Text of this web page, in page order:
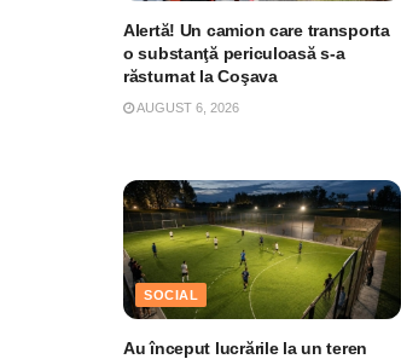
Alertă! Un camion care transporta
o substanţă periculoasă s-a
răsturnat la Coşava
AUGUST 6, 2026
SOCIAL
Au început lucrările la un teren